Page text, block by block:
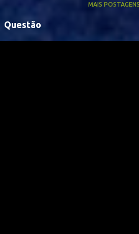
MAIS POSTAGENS
Questão